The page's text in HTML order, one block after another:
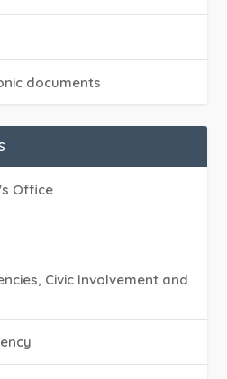
documents
Office
Civic Involvement and